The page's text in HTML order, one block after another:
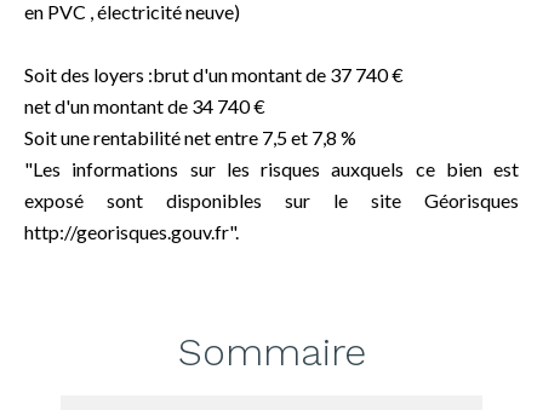
en PVC , électricité neuve)
Soit des loyers :brut d'un montant de 37 740 €
net d'un montant de 34 740 €
Soit une rentabilité net entre 7,5 et 7,8 %
"Les informations sur les risques auxquels ce bien est
exposé sont disponibles sur le site Géorisques
http://georisques.gouv.fr".
Sommaire